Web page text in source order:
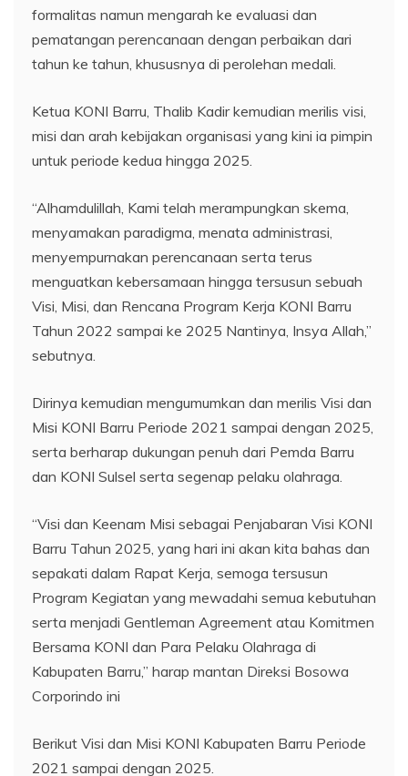
formalitas namun mengarah ke evaluasi dan
pematangan perencanaan dengan perbaikan dari
tahun ke tahun, khususnya di perolehan medali.
Ketua KONI Barru, Thalib Kadir kemudian merilis visi,
misi dan arah kebijakan organisasi yang kini ia pimpin
untuk periode kedua hingga 2025.
“Alhamdulillah, Kami telah merampungkan skema,
menyamakan paradigma, menata administrasi,
menyempurnakan perencanaan serta terus
menguatkan kebersamaan hingga tersusun sebuah
Visi, Misi, dan Rencana Program Kerja KONI Barru
Tahun 2022 sampai ke 2025 Nantinya, Insya Allah,”
sebutnya.
Dirinya kemudian mengumumkan dan merilis Visi dan
Misi KONI Barru Periode 2021 sampai dengan 2025,
serta berharap dukungan penuh dari Pemda Barru
dan KONI Sulsel serta segenap pelaku olahraga.
“Visi dan Keenam Misi sebagai Penjabaran Visi KONI
Barru Tahun 2025, yang hari ini akan kita bahas dan
sepakati dalam Rapat Kerja, semoga tersusun
Program Kegiatan yang mewadahi semua kebutuhan
serta menjadi Gentleman Agreement atau Komitmen
Bersama KONI dan Para Pelaku Olahraga di
Kabupaten Barru,” harap mantan Direksi Bosowa
Corporindo ini
Berikut Visi dan Misi KONI Kabupaten Barru Periode
2021 sampai dengan 2025.